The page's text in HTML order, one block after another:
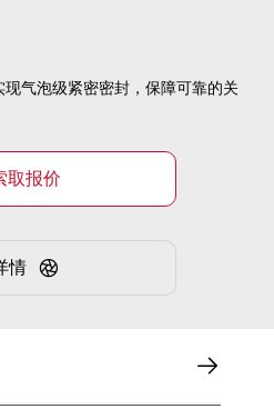
气泡级紧密密封，保障可靠的关
取报价
情